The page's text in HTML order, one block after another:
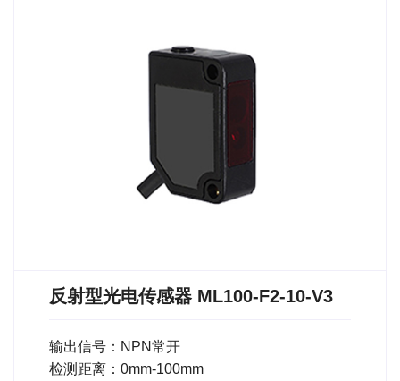
反射型光电传感器 ML100-F2-10-V3
输出信号：NPN常开
检测距离：0mm-100mm